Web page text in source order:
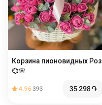
Корзина пионовидных Роз
💞🌸
4.96393 35 298֏